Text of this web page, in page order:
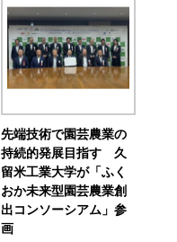
先端技術で園芸農業の
持続的発展目指す 久
留米工業大学が「ふく
おか未来型園芸農業創
出コンソーシアム」参
画